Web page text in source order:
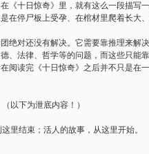
《十日惊奇》里，就有这么一段描写
在停尸板上受孕、在棺材里爬着长大
绝对还没有解决。它需要靠推理来解
法律、哲学等的问题，而这些只能
阅读完《十日惊奇》之后并不只是在
（以下为泄底内容！）
里结束；活人的故事，从这里开始。